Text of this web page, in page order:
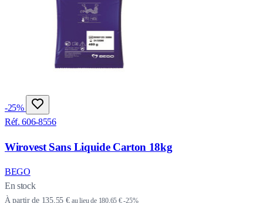
-25%
Réf. 606-8556
Wirovest Sans Liquide Carton 18kg
BEGO
En stock
À partir de 135,55 € au lieu de 180,65 €-25%